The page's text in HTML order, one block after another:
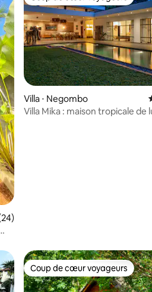
: 4,86 sur 5
moyenne sur la base de 24
Coup de cœur voyageurs
Villa ⋅ Negombo
Villa Mika : maison tropicale de
Coup de cœur voyageurs
Coup de cœur voyageurs